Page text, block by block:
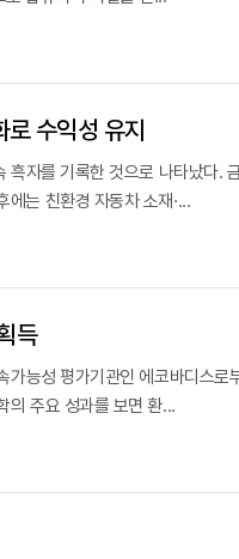
수익성 유지
자를 기록한 것으로 나타났다.
는 친환경 자동차 소재·...
득
가능성 평가기관인 에코바디스로
의 주요 성과를 보면 환...